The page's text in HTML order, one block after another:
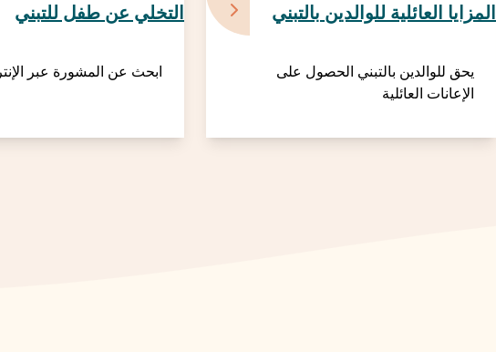
المزايا العائلية للوالدين بالتبني
يحق للوالدين بالتبني الحصول على
الإعانات العائلية
التخلي عن طفل للتبني
ابحث عن المشورة عبر